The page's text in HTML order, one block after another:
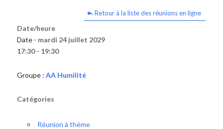
Retour à la liste des réunions en ligne
Date/heure
Date - mardi 24 juillet 2029
17:30 - 19:30
Groupe : AA Humilité
Catégories
Réunion à thème